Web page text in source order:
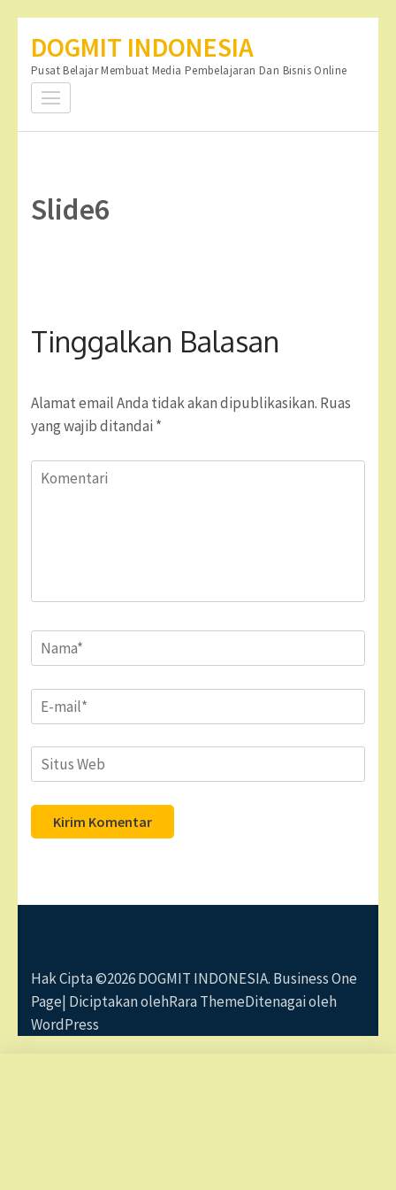
ke
konten
(Tekan
DOGMIT INDONESIA
Pusat Belajar Membuat Media Pembelajaran Dan Bisnis Online
Slide6
Tinggalkan Balasan
Alamat email Anda tidak akan dipublikasikan. Ruas
yang wajib ditandai *
Komentari
Name*
Email*
Situs
Web
Hak Cipta ©2026DOGMIT INDONESIA. Business One
Page| Diciptakan olehRara ThemeDitenagai oleh
WordPress